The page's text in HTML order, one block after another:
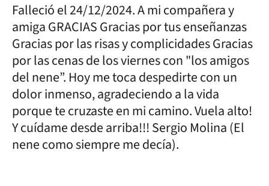
Falleció el 24/12/2024. A mi compañera y
amiga GRACIAS Gracias por tus enseñanzas
Gracias por las risas y complicidades Gracias
por las cenas de los viernes con "los amigos
del nene”. Hoy me toca despedirte con un
dolor inmenso, agradeciendo a la vida
porque te cruzaste en mi camino. Vuela alto!
Y cuídame desde arriba!!! Sergio Molina (El
nene como siempre me decía).